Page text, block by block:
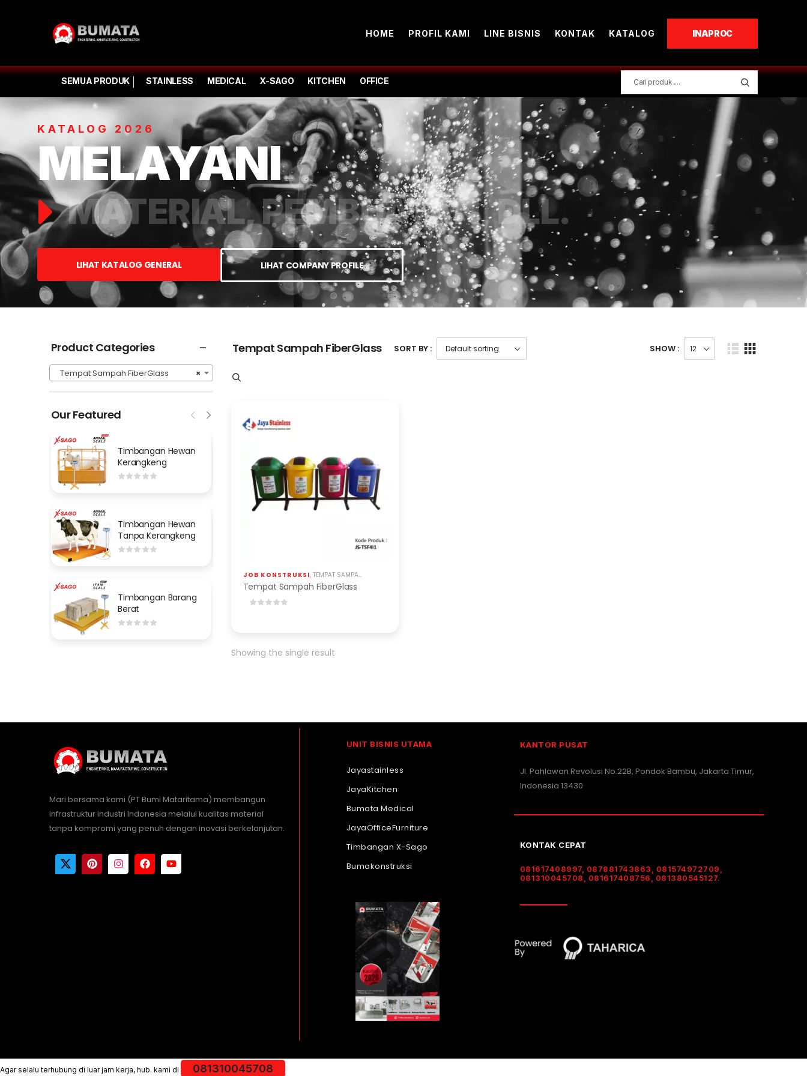
HOME PROFIL KAMI LINE BISNIS KONTAK KATALOG INAPROC
SEMUA PRODUK STAINLESS MEDICAL X-SAGO KITCHEN OFFICE
KATALOG 2026
MELAYANI
MATERIAL, PEMBUATAN, DLL.
LIHAT KATALOG GENERAL LIHAT COMPANY PROFILE
Product Categories
×
Tempat Sampah FiberGlass
Our Featured
Timbangan Hewan
Kerangkeng
Timbangan Hewan
Tanpa Kerangkeng
Timbangan Barang
Berat
Hidup Portable
Tempat Sampah FiberGlass SORT BY : SHOW :
JOB KONSTRUKSI,TEMPAT SAMPAH FIBERGLASS
Tempat Sampah FiberGlass
Showing the single result
Mari bersama kami (PT Bumi Mataritama) membangun
infrastruktur industri Indonesia melalui kualitas material
tanpa kompromi yang penuh dengan inovasi berkelanjutan.
UNIT BISNIS UTAMA
Jayastainless
JayaKitchen
Bumata Medical
JayaOfficeFurniture
Timbangan X-Sago
Bumakonstruksi
KANTOR PUSAT
Jl. Pahlawan Revolusi No.22B, Pondok Bambu, Jakarta Timur,
Indonesia 13430
KONTAK CEPAT
081617408997, 087881743863, 081574972709,
081310045708, 081617408756, 081380545127.
Agar selalu terhubung di luar jam kerja, hub. kami di 081310045708